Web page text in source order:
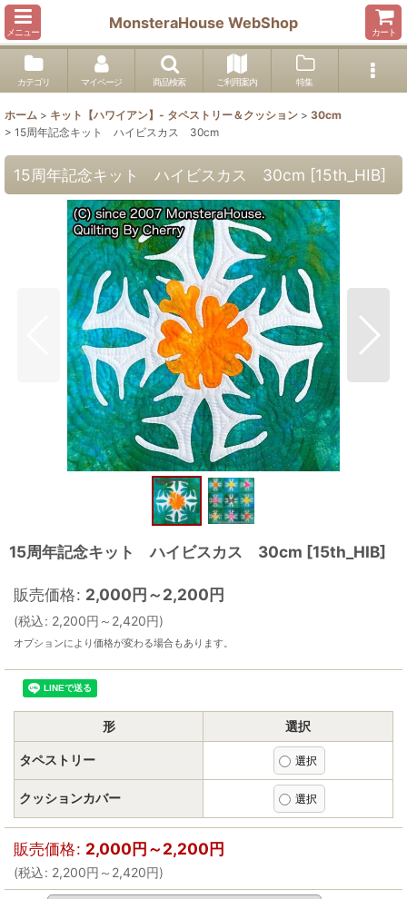
メニュー
MonsteraHouse WebShop
カート
カテゴリ マイページ 商品検索 ご利用案内 特集
ホーム > キット【ハワイアン】- タペストリー＆クッション > 30cm
> 15周年記念キット ハイビスカス 30cm
15周年記念キット ハイビスカス 30cm [15th_HIB]
15周年記念キット ハイビスカス 30cm [15th_HIB]
販売価格: 2,000円～2,200円
(税込: 2,200円 ～2,420円)
オプションにより価格が変わる場合もあります。
形 選択
タペストリー
クッションカバー
販売価格: 2,000円～2,200円
(税込: 2,200円 ～2,420円)